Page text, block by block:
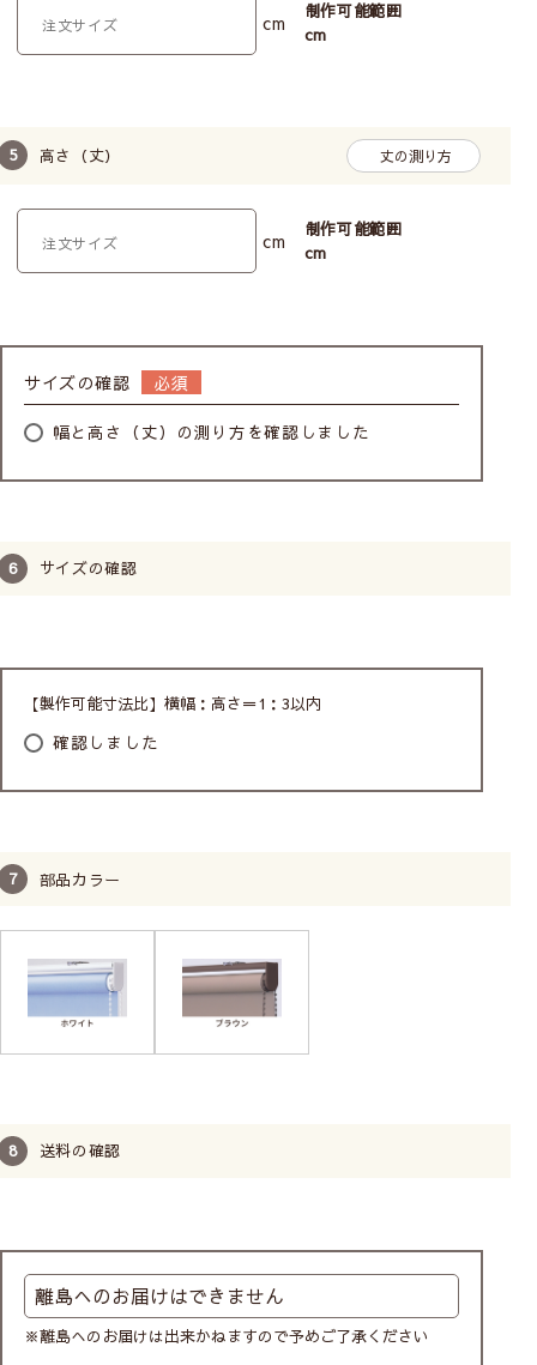
cm
制作可能範囲
cm
高さ（丈） 丈の測り方
cm
制作可能範囲
cm
サイズの確認
幅と高さ（丈）の測り方を確認しました
サイズの確認
【製作可能寸法比】横幅：高さ＝1：3以内
確認しました
部品カラー
送料の確認
※離島へのお届けは出来かねますので予めご了承ください